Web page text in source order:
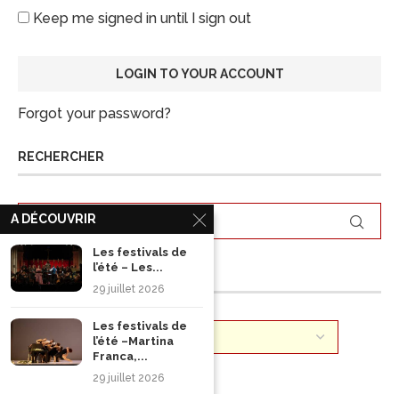
Keep me signed in until I sign out
Forgot your password?
RECHERCHER
ARCHIVES
A DÉCOUVRIR
Les festivals de
l’été – Les...
29 juillet 2026
Les festivals de
l’été –Martina
Franca,...
29 juillet 2026